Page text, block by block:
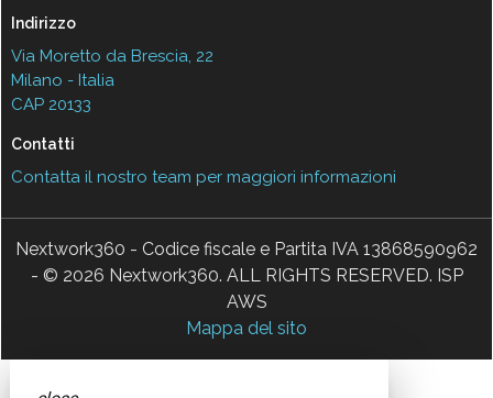
Indirizzo
Via Moretto da Brescia, 22
Milano - Italia
CAP 20133
Contatti
Contatta il nostro team per maggiori informazioni
Nextwork360 - Codice fiscale e Partita IVA 13868590962
- © 2026 Nextwork360. ALL RIGHTS RESERVED. ISP
AWS
Mappa del sito